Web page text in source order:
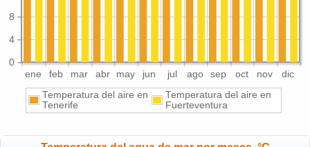
ene feb mar abr may jun jul ago sep oct nov dic
0
4
8
Temperatura del aire en
Tenerife
Temperatura del aire en
Fuerteventura